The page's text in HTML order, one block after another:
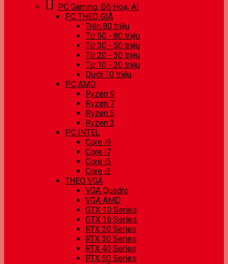
PC Gaming, Đồ Hoạ, AI
PC THEO GIÁ
Trên 80 triệu
Từ 50 - 80 triệu
Từ 30 - 50 triệu
Từ 20 - 30 triệu
Từ 10 - 20 triệu
Dưới 10 triệu
PC AMD
Ryzen 9
Ryzen 7
Ryzen 5
Ryzen 3
PC INTEL
Core i9
Core i7
Core i5
Core i3
THEO VGA
VGA Quadro
VGA AMD
GTX 10 Series
GTX 16 Series
RTX 20 Series
RTX 30 Series
RTX 40 Series
RTX 50 Series